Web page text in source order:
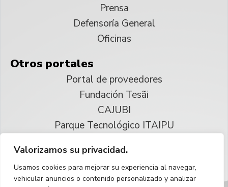
Valorizamos su privacidad.
Usamos cookies para mejorar su experiencia al navegar,
vehicular anuncios o contenido personalizado y analizar
Prensa
Defensoría General
Oficinas
Otros portales
Portal de proveedores
Fundación Tesãi
CAJUBI
Parque Tecnológico ITAIPU
Reservados todos los derechos